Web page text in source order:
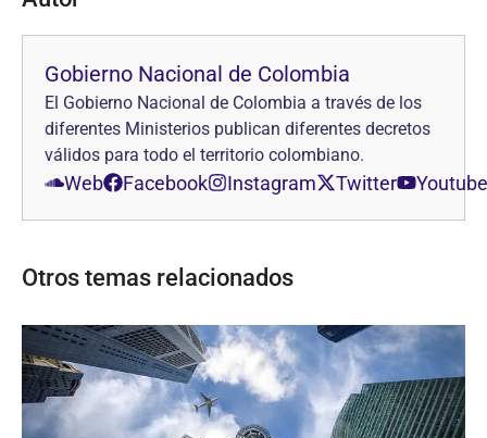
Gobierno Nacional de Colombia
El Gobierno Nacional de Colombia a través de los
diferentes Ministerios publican diferentes decretos
válidos para todo el territorio colombiano.
Web Facebook Instagram Twitter Youtube
Otros temas relacionados